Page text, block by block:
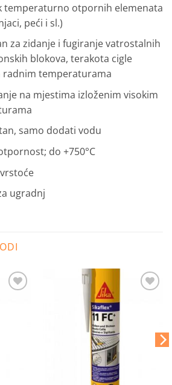
temperaturno otpornih elemenata
peći i sl.)
za zidanje i fugiranje vatrostalnih
blokova, terakota cigle
radnim temperaturama
na mjestima izloženim visokim
samo dodati vodu
do +750°C
ugradnj